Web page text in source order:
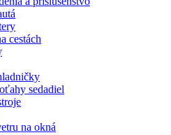
cestách
sedadiel
na okná